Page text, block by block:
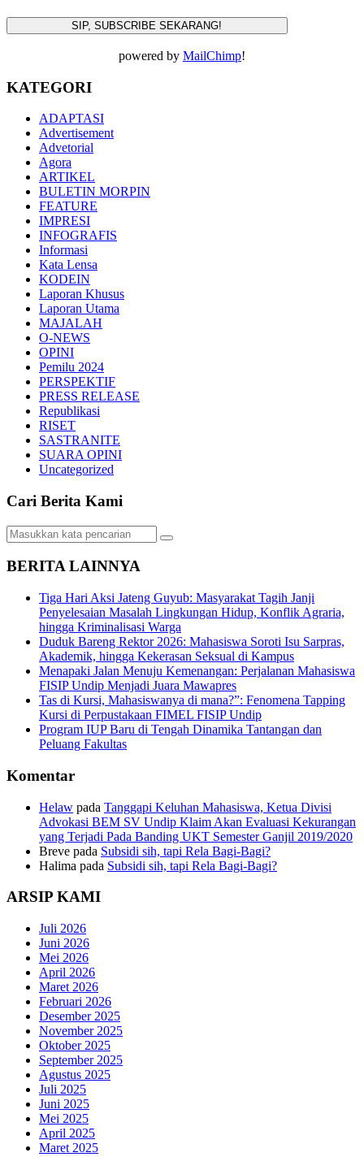
powered by MailChimp!
KATEGORI
ADAPTASI
Advertisement
Advetorial
Agora
ARTIKEL
BULETIN MORPIN
FEATURE
IMPRESI
INFOGRAFIS
Informasi
Kata Lensa
KODEIN
Laporan Khusus
Laporan Utama
MAJALAH
O-NEWS
OPINI
Pemilu 2024
PERSPEKTIF
PRESS RELEASE
Republikasi
RISET
SASTRANITE
SUARA OPINI
Uncategorized
Cari Berita Kami
BERITA LAINNYA
Tiga Hari Aksi Jateng Guyub: Masyarakat Tagih Janji
Penyelesaian Masalah Lingkungan Hidup, Konflik Agraria,
hingga Kriminalisasi Warga
Duduk Bareng Rektor 2026: Mahasiswa Soroti Isu Sarpras,
Akademik, hingga Kekerasan Seksual di Kampus
Menapaki Jalan Menuju Kemenangan: Perjalanan Mahasiswa
FISIP Undip Menjadi Juara Mawapres
Tas di Kursi, Mahasiswanya di mana?”: Fenomena Tapping
Kursi di Perpustakaan FIMEL FISIP Undip
Program IUP Baru di Tengah Dinamika Tantangan dan
Peluang Fakultas
Komentar
Helaw pada Tanggapi Keluhan Mahasiswa, Ketua Divisi
Advokasi BEM SV Undip Klaim Akan Evaluasi Kekurangan
yang Terjadi Pada Banding UKT Semester Ganjil 2019/2020
Breve pada Subsidi sih, tapi Rela Bagi-Bagi?
Halima pada Subsidi sih, tapi Rela Bagi-Bagi?
ARSIP KAMI
Juli 2026
Juni 2026
Mei 2026
April 2026
Maret 2026
Februari 2026
Desember 2025
November 2025
Oktober 2025
September 2025
Agustus 2025
Juli 2025
Juni 2025
Mei 2025
April 2025
Maret 2025